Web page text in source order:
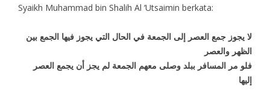
Syaikh Muhammad bin Shalih Al ‘Utsaimin berkata:
لا يجوز جمع العصر إلى الجمعة في الحال التي يجوز فيها الجمع بين
الظهر والعصر
فلو مر المسافر ببلد وصلى معهم الجمعة لم يجز أن يجمع العصر
إليها